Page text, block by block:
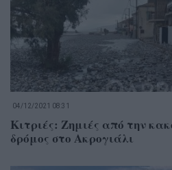
04/12/2021 08:31
Κιτριές: Ζημιές από την
δρόμος στο Ακρογιάλι